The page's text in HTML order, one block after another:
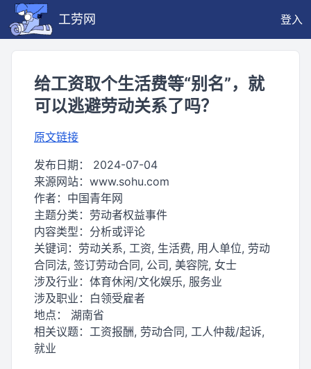
工劳网 登入
给工资取个生活费等“别名”，就
可以逃避劳动关系了吗？
原文链接
发布日期： 2024-07-04
来源网站： www.sohu.com
作者： 中国青年网
主题分类： 劳动者权益事件
内容类型： 分析或评论
关键词： 劳动关系, 工资, 生活费, 用人单位, 劳动
合同法, 签订劳动合同, 公司, 美容院, 女士
涉及行业： 体育休闲/文化娱乐, 服务业
涉及职业： 白领受雇者
地点： 湖南省
相关议题： 工资报酬, 劳动合同, 工人仲裁/起诉,
就业